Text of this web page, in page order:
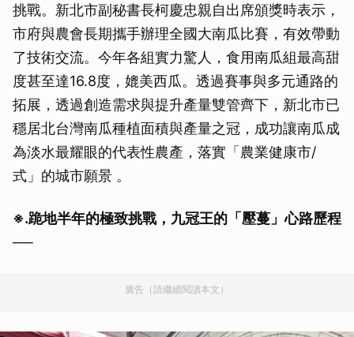
挑戰。新北市副秘書長柯慶忠親自出席頒獎時表示，
市府與農會長期攜手辦理全國大南瓜比賽，有效帶動
了技術交流。今年各組實力驚人，食用南瓜組最高甜
度甚至達16.8度，媲美西瓜。透過賽事與多元通路的
拓展，透過創造需求與提升產量雙管齊下，新北市已
穩居北台灣南瓜種植面積與產量之冠，成功讓南瓜成
為淡水最耀眼的代表性農產，落實「農業健康市/
式」的城市願景 。
※.跪地半年的極致挑戰，九冠王的「壓蔓」心路歷程
──
廣告（請繼續閱讀本文）